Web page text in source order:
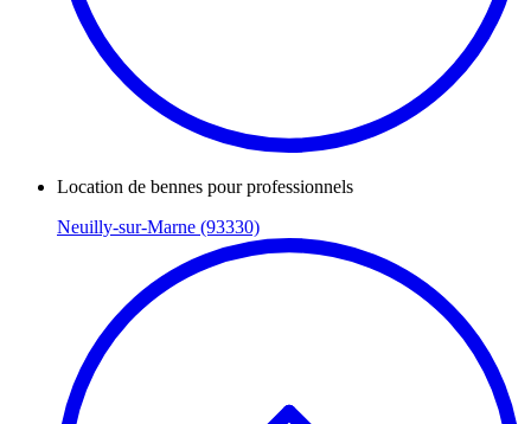
Location de bennes pour professionnels
Neuilly-sur-Marne (93330)